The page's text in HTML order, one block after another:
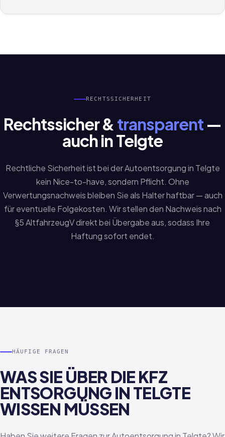
RECHTSSICHERHEIT
Rechtssicher & transparent—
auch in Telgte
Rechtliche Sicherheit ist bei der Autoentsorgung in Telgte
kein Nice-to-have, sondern Pflicht. Ohne
Verwertungsnachweis bleiben Sie als Halter haftbar — auch
für eventuelle Folgekosten. Wir stellen den Nachweis nach
§5 AltfahrzeugV direkt bei Übergabe aus, sodass Ihre
Haftung sofort endet.
HÄUFIGE FRAGEN
WAS SIE ÜBER DIE KFZ
ENTSORGUNG IN TELGTE
WISSEN MÜSSEN